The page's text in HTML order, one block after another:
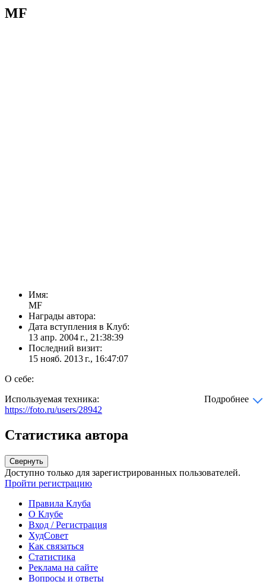
MF
Имя:
MF
Награды автора:
Дата вступления в Клуб:
13 апр. 2004 г., 21:38:39
Последний визит:
15 нояб. 2013 г., 16:47:07
О себе:
Используемая техника:
Подробнее
https://foto.ru/users/28942
Статистика автора
Свернуть
Доступно только для зарегистрированных пользователей.
Пройти регистрацию
Правила Клуба
О Клубе
Вход / Регистрация
ХудСовет
Как связаться
Статистика
Реклама на сайте
Вопросы и ответы